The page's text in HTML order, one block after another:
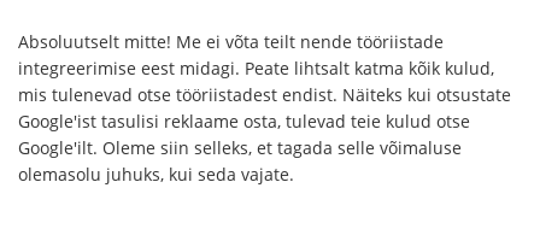
Absoluutselt mitte! Me ei võta teilt nende tööriistade
integreerimise eest midagi. Peate lihtsalt katma kõik kulud,
mis tulenevad otse tööriistadest endist. Näiteks kui otsustate
Google'ist tasulisi reklaame osta, tulevad teie kulud otse
Google'ilt. Oleme siin selleks, et tagada selle võimaluse
olemasolu juhuks, kui seda vajate.